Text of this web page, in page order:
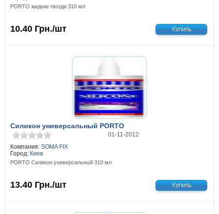
PORTO жидкие гвозди 310 мл
10.40 Грн./шт
Силикон универсальный PORTO
01-11-2012
Компания: SOMA FIX
Город: Киев
PORTO Силикон универсальный 310 мл
13.40 Грн./шт